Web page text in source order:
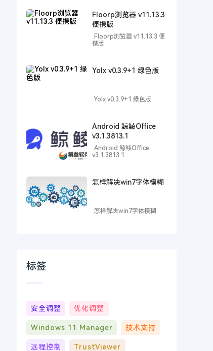
Floorp浏览器 v11.13.3
便携版
Floorp浏览器 v11.13.3 便
携版
Yolx v0.3.9+1 绿色版
Yolx v0.3.9+1 绿色版
Android 鲸鲮Office
v3.1.3813.1
Android 鲸鲮Office
v3.1.3813.1
怎样解决win7字体模糊
怎样解决win7字体模糊
标签
安全调整 优化调整
Windows 11 Manager 技术支持
远程控制 TrustViewer